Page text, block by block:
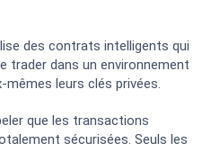
des contrats intelligents qui
trader dans un environnement
leurs clés privées.
que les transactions
sécurisées. Seuls les